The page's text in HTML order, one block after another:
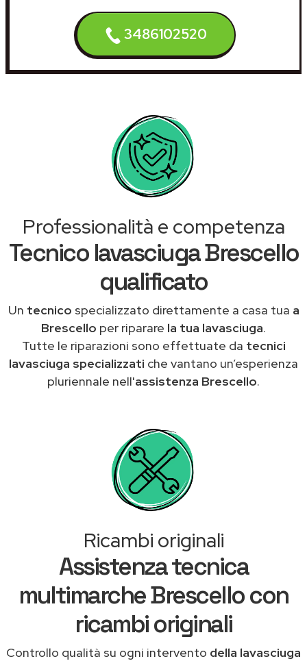
3486102520
Professionalità e competenza
Tecnico lavasciuga Brescello
qualificato
Un tecnico specializzato direttamente a casa tua a
Brescello per riparare la tua lavasciuga.
Tutte le riparazioni sono effettuate da tecnici
lavasciuga specializzati che vantano un’esperienza
pluriennale nell'assistenza Brescello.
Ricambi originali
Assistenza tecnica
multimarche Brescello con
ricambi originali
Controllo qualità su ogni intervento della lavasciuga